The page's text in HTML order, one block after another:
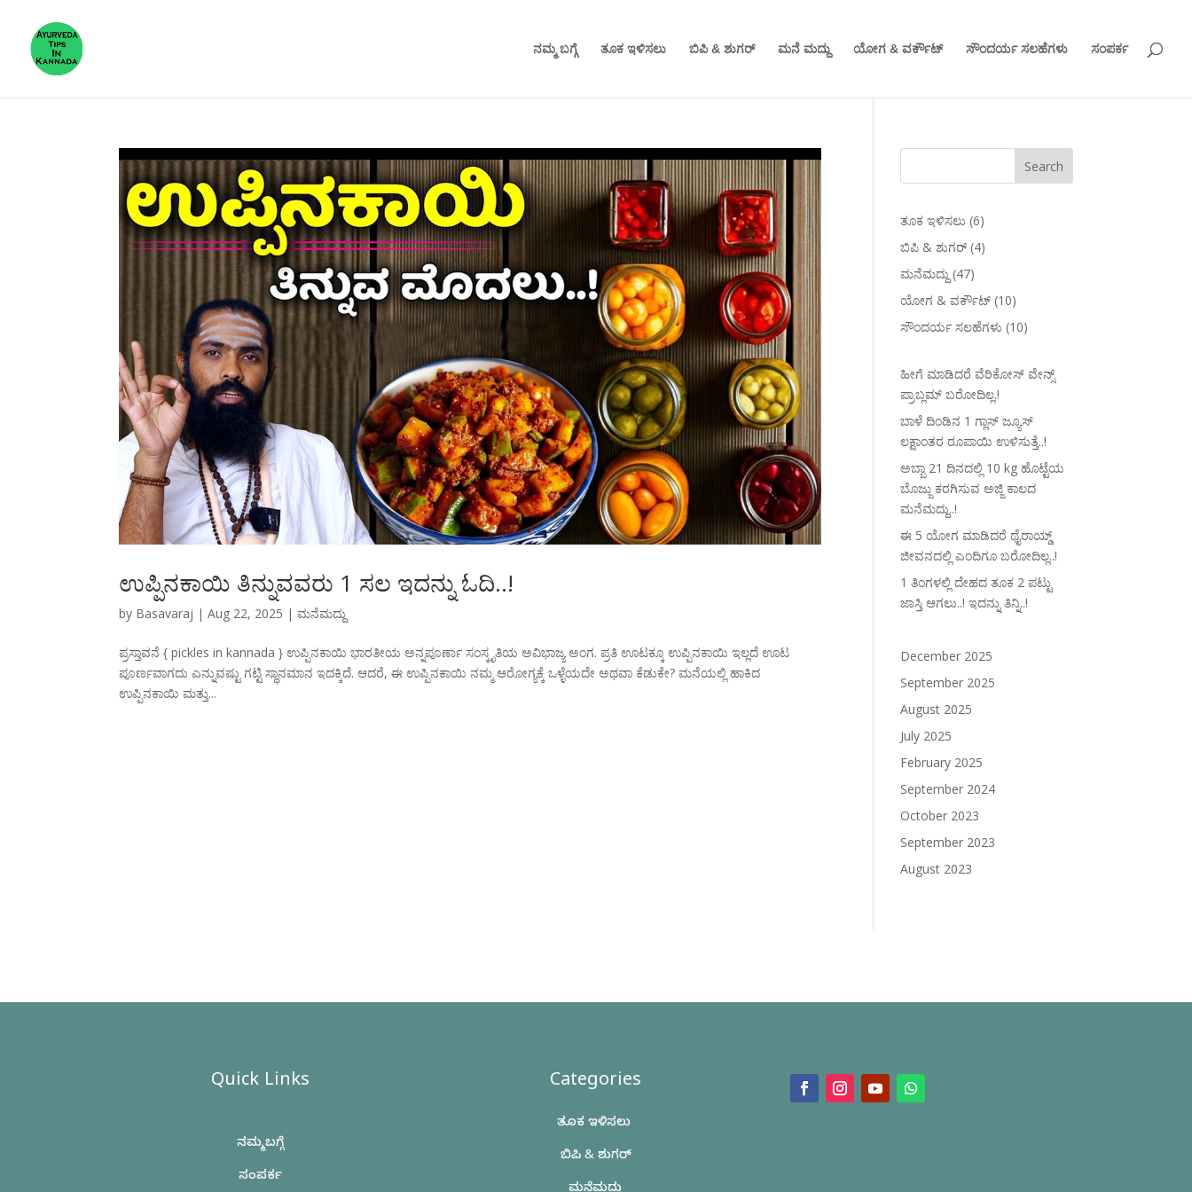
ನಮ್ಮ ಬಗ್ಗೆ ತೂಕ ಇಳಿಸಲು ಬಿಪಿ & ಶುಗರ್ ಮನೆ ಮದ್ದು ಯೋಗ & ವರ್ಕೌಟ್ ಸೌಂದರ್ಯ ಸಲಹೆಗಳು ಸಂಪರ್ಕ
ಉಪ್ಪಿನಕಾಯಿ ತಿನ್ನುವವರು 1 ಸಲ ಇದನ್ನು ಓದಿ..!
by Basavaraj |Aug 22, 2025 |ಮನೆಮದ್ದು
ಪ್ರಸ್ತಾವನೆ { pickles in kannada } ಉಪ್ಪಿನಕಾಯಿ ಭಾರತೀಯ ಅನ್ನಪೂರ್ಣಾ ಸಂಸ್ಕೃತಿಯ ಅವಿಭಾಜ್ಯ ಅಂಗ. ಪ್ರತಿ ಊಟಕ್ಕೂ ಉಪ್ಪಿನಕಾಯಿ ಇಲ್ಲದೆ ಊಟ
ಪೂರ್ಣವಾಗದು ಎನ್ನುವಷ್ಟು ಗಟ್ಟಿ ಸ್ಥಾನಮಾನ ಇದಕ್ಕಿದೆ. ಆದರೆ, ಈ ಉಪ್ಪಿನಕಾಯಿ ನಮ್ಮ ಆರೋಗ್ಯಕ್ಕೆ ಒಳ್ಳೆಯದೇ ಅಥವಾ ಕೆಡುಕೇ? ಮನೆಯಲ್ಲಿ ಹಾಕಿದ
ಉಪ್ಪಿನಕಾಯಿ ಮತ್ತು...
ತೂಕ ಇಳಿಸಲು (6)
ಬಿಪಿ & ಶುಗರ್ (4)
ಮನೆಮದ್ದು (47)
ಯೋಗ & ವರ್ಕೌಟ್ (10)
ಸೌಂದರ್ಯ ಸಲಹೆಗಳು (10)
ಹೀಗೆ ಮಾಡಿದರೆ ವೆರಿಕೋಸ್‌ ವೇನ್ಸ್‌
ಪ್ರಾಬ್ಲಮ್‌ ಬರೋದಿಲ್ಲ.!
ಬಾಳೆ ದಿಂಡಿನ 1 ಗ್ಲಾಸ್ ಜ್ಯೂಸ್
ಲಕ್ಷಾಂತರ ರೂಪಾಯಿ ಉಳಿಸುತ್ತೆ..!
ಅಬ್ಬಾ 21 ದಿನದಲ್ಲಿ 10 kg ಹೊಟ್ಟೆಯ
ಬೊಜ್ಜು ಕರಗಿಸುವ ಅಜ್ಜಿ ಕಾಲದ
ಮನೆಮದ್ದು..!
ಈ 5 ಯೋಗ ಮಾಡಿದರೆ ಥೈರಾಯ್ಡ್‌
ಜೀವನದಲ್ಲಿ ಎಂದಿಗೂ ಬರೋದಿಲ್ಲ..!
1 ತಿಂಗಳಲ್ಲಿ ದೇಹದ ತೂಕ 2 ಪಟ್ಟು
ಜಾಸ್ತಿ ಆಗಲು..! ಇದನ್ನು ತಿನ್ನಿ..!
December 2025
September 2025
August 2025
July 2025
February 2025
September 2024
October 2023
September 2023
August 2023
Quick Links
ನಮ್ಮ ಬಗ್ಗೆ
ಸಂಪರ್ಕ
Categories
ತೂಕ ಇಳಿಸಲು
ಬಿಪಿ & ಶುಗರ್